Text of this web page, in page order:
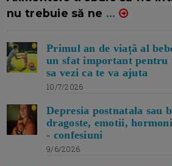
nu trebuie să ne ...
Primul an de viață al
un sfat important pentru
sa vezi ca te va ajuta
10/7/2026
Depresia postnatala sau
dragoste, emotii,
- confesiuni
9/6/2026